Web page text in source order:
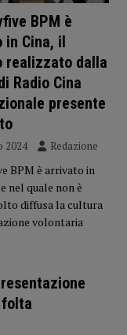
BPM è
in Cina, il
realizzato dalla
Radio Cina
presente
2024 Redazione
BPM è arrivato in
nel quale non è
diffusa la cultura
volontaria